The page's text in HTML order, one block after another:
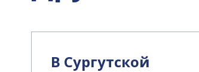
В Сургутской